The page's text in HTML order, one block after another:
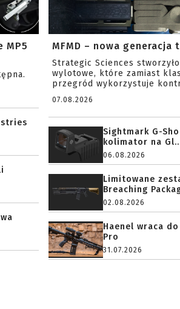
MP5
MFMD – nowa generacja
Strategic Sciences
wylotowe, które zamiast
przegród wykorzystuje
07.08.2026
Sightmark G-
kolimator na
06.08.2026
Limitowane
Breaching
02.08.2026
Haenel wraca
Pro
31.07.2026